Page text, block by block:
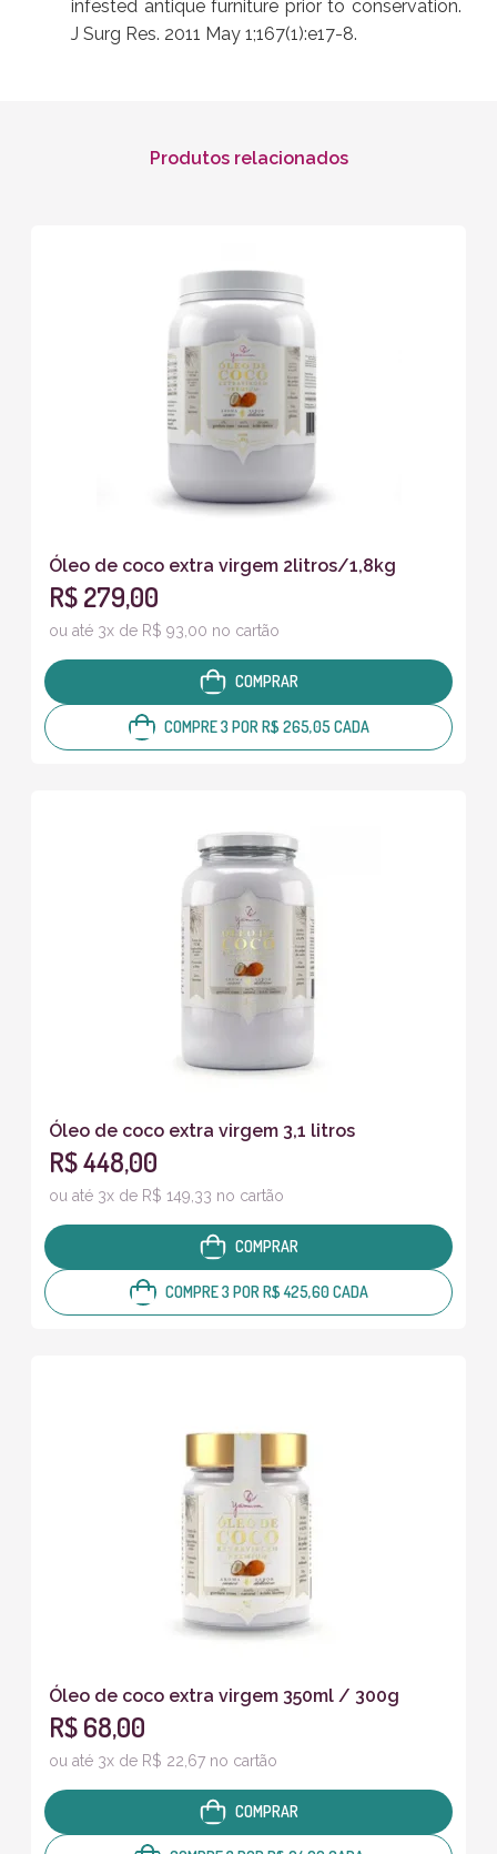
infested antique furniture prior to conservation.
J Surg Res. 2011 May 1;167(1):e17-8.
Produtos relacionados
Óleo de coco extra virgem 2litros/1,8kg
R$ 279,00
ou até 3x de R$ 93,00 no cartão
COMPRAR
COMPRE 3 POR R$ 265,05 CADA
Óleo de coco extra virgem 3,1 litros
R$ 448,00
ou até 3x de R$ 149,33 no cartão
COMPRAR
COMPRE 3 POR R$ 425,60 CADA
Óleo de coco extra virgem 350ml / 300g
R$ 68,00
ou até 3x de R$ 22,67 no cartão
COMPRAR